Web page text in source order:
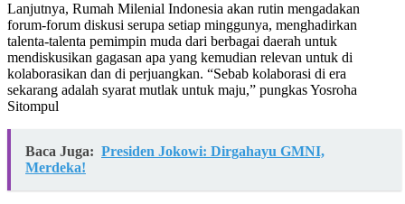
Lanjutnya, Rumah Milenial Indonesia akan rutin mengadakan
forum-forum diskusi serupa setiap minggunya, menghadirkan
talenta-talenta pemimpin muda dari berbagai daerah untuk
mendiskusikan gagasan apa yang kemudian relevan untuk di
kolaborasikan dan di perjuangkan. “Sebab kolaborasi di era
sekarang adalah syarat mutlak untuk maju,” pungkas Yosroha
Sitompul
Baca Juga: Presiden Jokowi: Dirgahayu GMNI,
Merdeka!